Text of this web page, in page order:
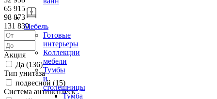
Мебель
Готовые
интерьеры
Коллекции
мебели
Тумбы
и
столешницы
Тумба
65 915
98 873
131 830
Акция
Да (136)
Тип унитаза
подвесной (15)
Система антивсплеск